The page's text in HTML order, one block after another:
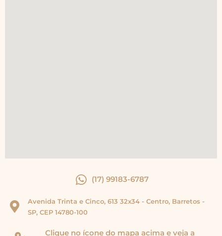
(17) 99183-6787
Avenida Trinta e Cinco, 613 32x34 - Centro, Barretos -
SP, CEP 14780-100
Clique no ícone do mapa acima e veja a